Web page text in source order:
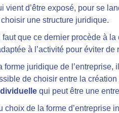
vient d’être exposé, pour se
une structure juridique.
faut que ce dernier procède à
à l’activité pour éviter
forme juridique de l’entreprise,
de choisir entre la
qui peut être une
choix de la forme